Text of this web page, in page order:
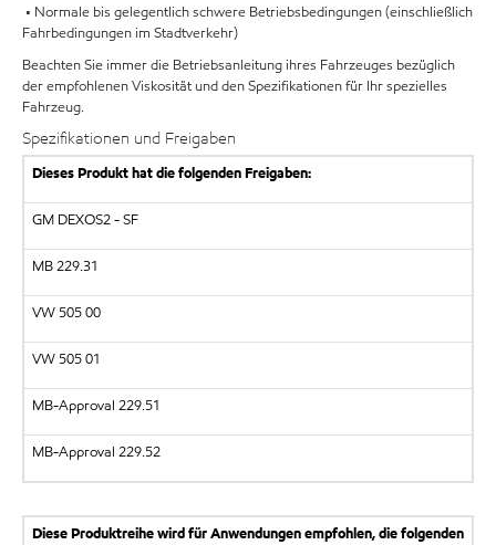
• Normale bis gelegentlich schwere Betriebsbedingungen (einschließlich
Fahrbedingungen im Stadtverkehr)
Beachten Sie immer die Betriebsanleitung ihres Fahrzeuges bezüglich
der empfohlenen Viskosität und den Spezifikationen für Ihr spezielles
Fahrzeug.
Spezifikationen und Freigaben
Dieses Produkt hat die folgenden Freigaben:
GM DEXOS2 - SF
MB 229.31
VW 505 00
VW 505 01
MB-Approval 229.51
MB-Approval 229.52
Diese Produktreihe wird für Anwendungen empfohlen, die folgenden